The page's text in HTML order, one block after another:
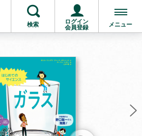
検索
ログイン
会員登録
メニュー
お支払いに進む
他にも商品を買う